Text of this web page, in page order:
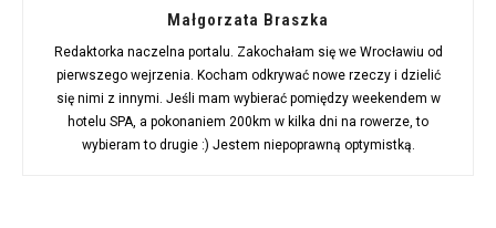
Małgorzata Braszka
Redaktorka naczelna portalu. Zakochałam się we Wrocławiu od
pierwszego wejrzenia. Kocham odkrywać nowe rzeczy i dzielić
się nimi z innymi. Jeśli mam wybierać pomiędzy weekendem w
hotelu SPA, a pokonaniem 200km w kilka dni na rowerze, to
wybieram to drugie :) Jestem niepoprawną optymistką.